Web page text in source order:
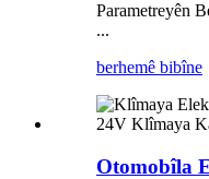
Parametreyên
...
berhemê bibîne
Otomobîla